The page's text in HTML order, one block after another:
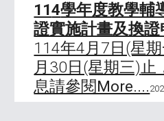
114學年度教學輔
證實施計畫及換證
114年4月7日(星
月30日(星期三)止
息請參閱More.... 202